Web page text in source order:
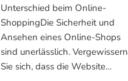
Unterschied beim Online-
ShoppingDie Sicherheit und
Ansehen eines Online-Shops
sind unerlässlich. Vergewissern
Sie sich, dass die Website…